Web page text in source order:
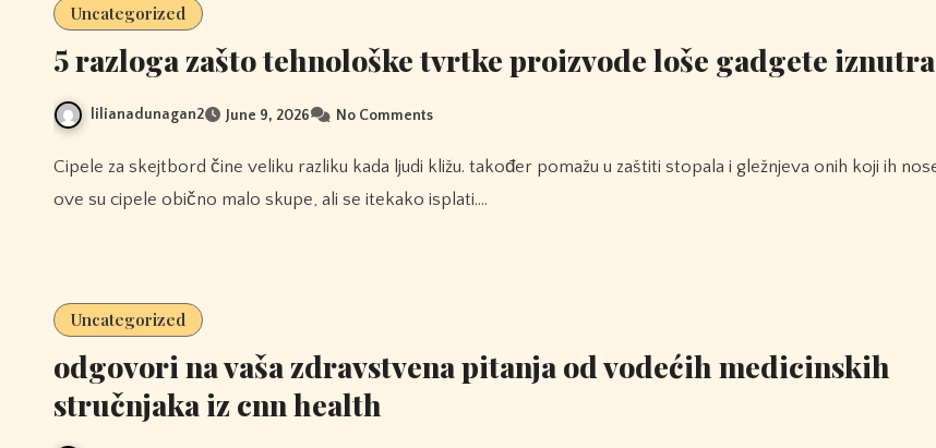
Uncategorized
5 razloga zašto tehnološke tvrtke proizvode loše gadgete iznutra
lilianadunagan2 June 9, 2026 No Comments
Cipele za skejtbord čine veliku razliku kada ljudi kližu. također pomažu u zaštiti stopala i gležnjeva onih koji ih nose.
ove su cipele obično malo skupe, ali se itekako isplati.…
Uncategorized
odgovori na vaša zdravstvena pitanja od vodećih medicinskih
stručnjaka iz cnn health